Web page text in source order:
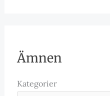
Ämnen
Kategorier